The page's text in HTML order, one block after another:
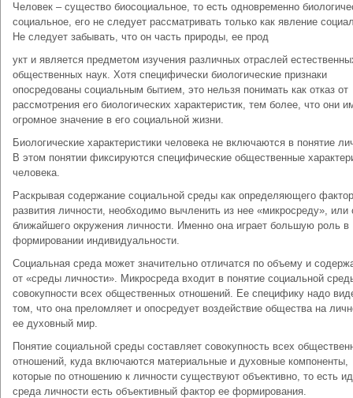
Человек – существо биосоциальное, то есть одновременно
социальное, его не следует рассматривать только как явление
Не следует забывать, что он часть природы, ее прод
укт и является предметом изучения различных отраслей
общественных наук. Хотя специфически биологические признаки
опосредованы социальным бытием, это нельзя понимать как отказ от
рассмотрения его биологических характеристик, тем более, что они
огромное значение в его социальной жизни.
Биологические характеристики человека не включаются в понятие
В этом понятии фиксируются специфические общественные
человека.
Раскрывая содержание социальной среды как определяющего
развития личности, необходимо вычленить из нее «микросреду», или
ближайшего окружения личности. Именно она играет большую роль в
формировании индивидуальности.
Социальная среда может значительно отличатся по объему и
от «среды личности». Микросреда входит в понятие социальной
совокупности всех общественных отношений. Ее специфику надо
том, что она преломляет и опосредует воздействие общества на
ее духовный мир.
Понятие социальной среды составляет совокупность всех
отношений, куда включаются материальные и духовные компоненты,
которые по отношению к личности существуют объективно, то есть
среда личности есть объективный фактор ее формирования.